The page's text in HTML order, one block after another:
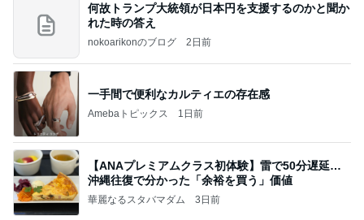
何故トランプ大統領が日本円を支援するのかと聞か
れた時の答え
nokoarikonのブログ 2日前
一手間で便利なカルティエの存在感
Amebaトピックス 1日前
【ANAプレミアムクラス初体験】雷で50分遅延…
沖縄往復で分かった「余裕を買う」価値
華麗なるスタバマダム 3日前